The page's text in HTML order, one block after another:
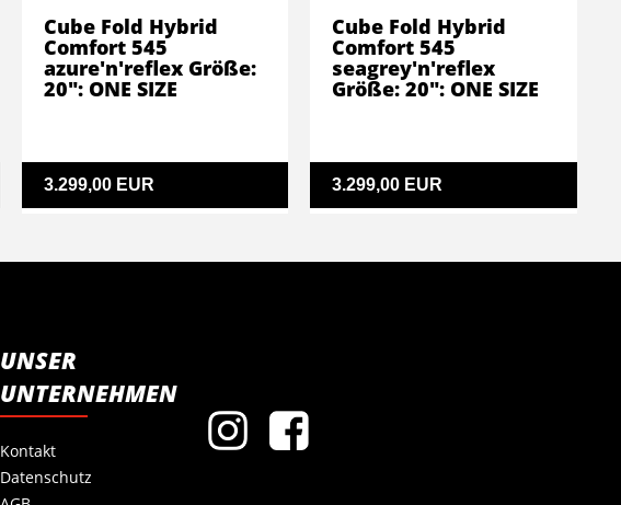
3.299,00 EUR
Cube Fold Hybrid
Comfort 545
azure'n'reflex Größe:
20": ONE SIZE
3.299,00 EUR
Cube Fold Hybrid
Comfort 545
seagrey'n'reflex
Größe: 20": ONE SIZE
UNSER
UNTERNEHMEN
Kontakt
Datenschutz